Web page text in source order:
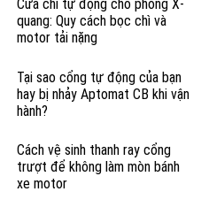
Cửa chì tự động cho phòng X-
quang: Quy cách bọc chì và
motor tải nặng
Tại sao cổng tự động của bạn
hay bị nhảy Aptomat CB khi vận
hành?
Cách vệ sinh thanh ray cổng
trượt để không làm mòn bánh
xe motor